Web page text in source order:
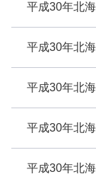
平成30年北
平成30年北
平成30年北
平成30年北
平成30年北